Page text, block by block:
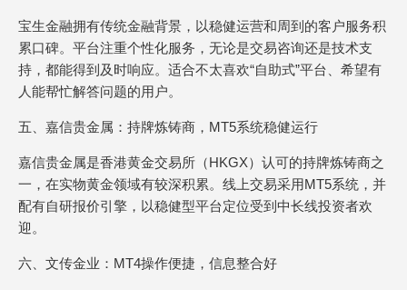
宝生金融拥有传统金融背景，以稳健运营和周到的客户服务积
累口碑。平台注重个性化服务，无论是交易咨询还是技术支
持，都能得到及时响应。适合不太喜欢“自助式”平台、希望有
人能帮忙解答问题的用户。
五、嘉信贵金属：持牌炼铸商，MT5系统稳健运行
嘉信贵金属是香港黄金交易所（HKGX）认可的持牌炼铸商之
一，在实物黄金领域有较深积累。线上交易采用MT5系统，并
配有自研报价引擎，以稳健型平台定位受到中长线投资者欢
迎。
六、文传金业：MT4操作便捷，信息整合好